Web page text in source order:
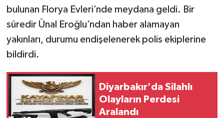
bulunan Florya Evleri’nde meydana geldi. Bir
süredir Ünal Eroğlu’ndan haber alamayan
yakınları, durumu endişelenerek polis ekiplerine
bildirdi.
Diyarbakır'da Silahlı
Olayların Perdesi
Aralandı